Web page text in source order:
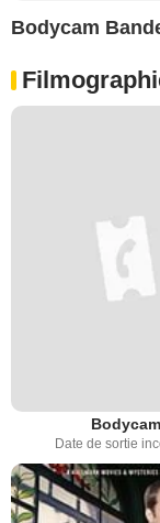
Bodycam
Bodycam
Date de sortie